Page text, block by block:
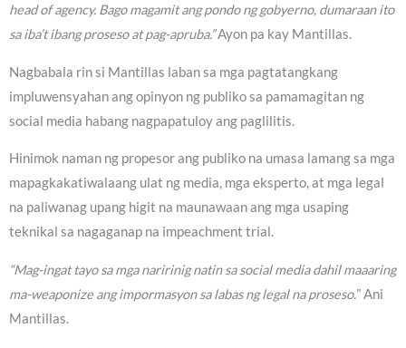
head of agency. Bago magamit ang pondo ng gobyerno, dumaraan ito
sa iba’t ibang proseso at pag-apruba.”Ayon pa kay Mantillas.
Nagbabala rin si Mantillas laban sa mga pagtatangkang
impluwensyahan ang opinyon ng publiko sa pamamagitan ng
social media habang nagpapatuloy ang paglilitis.
Hinimok naman ng propesor ang publiko na umasa lamang sa mga
mapagkakatiwalaang ulat ng media, mga eksperto, at mga legal
na paliwanag upang higit na maunawaan ang mga usaping
teknikal sa nagaganap na impeachment trial.
“Mag-ingat tayo sa mga naririnig natin sa social media dahil maaaring
ma-weaponize ang impormasyon sa labas ng legal na proseso.” Ani
Mantillas.